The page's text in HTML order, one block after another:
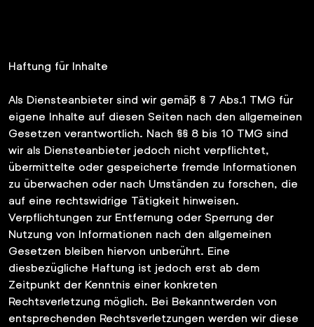
Haftung für Inhalte
Als Diensteanbieter sind wir gemäß § 7 Abs.1 TMG für
eigene Inhalte auf diesen Seiten nach den allgemeinen
Gesetzen verantwortlich. Nach §§ 8 bis 10 TMG sind
wir als Diensteanbieter jedoch nicht verpflichtet,
übermittelte oder gespeicherte fremde Informationen
zu überwachen oder nach Umständen zu forschen, die
auf eine rechtswidrige Tätigkeit hinweisen.
Verpflichtungen zur Entfernung oder Sperrung der
Nutzung von Informationen nach den allgemeinen
Gesetzen bleiben hiervon unberührt. Eine
diesbezügliche Haftung ist jedoch erst ab dem
Zeitpunkt der Kenntnis einer konkreten
Rechtsverletzung möglich. Bei Bekanntwerden von
entsprechenden Rechtsverletzungen werden wir diese